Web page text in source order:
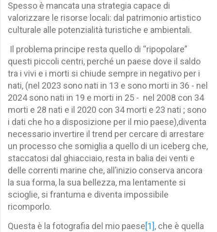
Spesso è mancata una strategia capace di
valorizzare le risorse locali: dal patrimonio artistico
culturale alle potenzialità turistiche e ambientali.
Il problema principe resta quello di “ripopolare”
questi piccoli centri, perché un paese dove il saldo
tra i vivi e i morti si chiude sempre in negativo per i
nati, (nel 2023 sono nati in 13 e sono morti in 36 - nel
2024 sono nati in 19 e morti in 25 - nel 2008 con 34
morti e 28 nati e il 2020 con 34 morti e 23 nati ; sono
i dati che ho a disposizione per il mio paese),diventa
necessario invertire il trend per cercare di arrestare
un processo che somiglia a quello di un iceberg che,
staccatosi dal ghiacciaio, resta in balia dei venti e
delle correnti marine che, all’inizio conserva ancora
la sua forma, la sua bellezza, ma lentamente si
scioglie, si frantuma e diventa impossibile
ricomporlo.
Questa è la fotografia del mio paese[1], che è quella